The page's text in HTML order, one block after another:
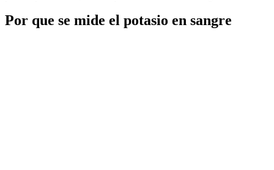
Por que se mide el potasio en sangre